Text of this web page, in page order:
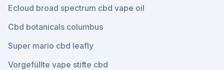
Ecloud broad spectrum cbd vape oil
Cbd botanicals columbus
Super mario cbd leafly
Vorgefüllte vape stifte cbd